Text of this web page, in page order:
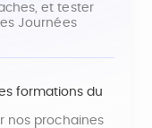
et tester
Journées
formations du
nos prochaines